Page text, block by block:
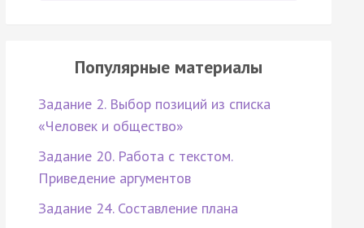
Популярные материалы
Задание 2. Выбор позиций из списка
«Человек и общество»
Задание 20. Работа с текстом.
Приведение аргументов
Задание 24. Составление плана